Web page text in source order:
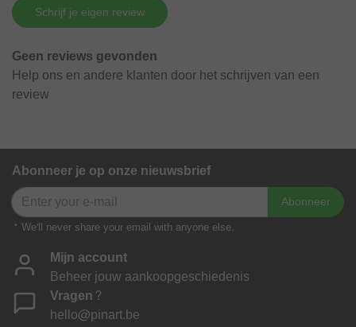
Schrijf je eigen review
Geen reviews gevonden
Help ons en andere klanten door het schrijven van een
review
Abonneer je op onze nieuwsbrief
Abonneer
* We'll never share your email with anyone else.
Mijn account
Beheer jouw aankoopgeschiedenis
Vragen?
hello@pinart.be